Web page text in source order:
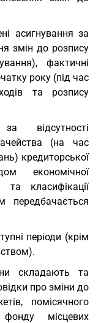
асигнування за
змін до розпису
фактичні
року (під час
та розпису
відсутності
(на час
кредиторської
економічної
та класифікації
передбачається
періоди (крім
складають та
про зміни до
помісячного
місцевих